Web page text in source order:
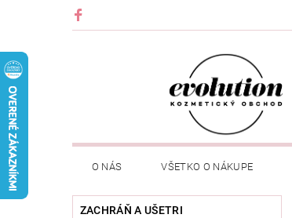
O NÁS VŠETKO O NÁKUPE
ZACHRÁŇ A UŠETRI